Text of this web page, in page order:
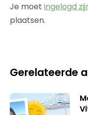
Je moet ingelogd
plaatsen.
Gerelateerde